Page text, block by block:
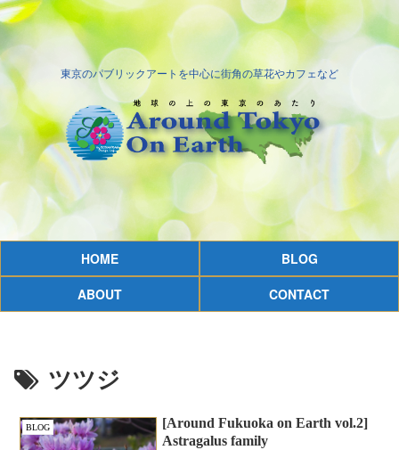
東京のパブリックアートを中心に街角の草花やカフェなど
HOME
BLOG
ABOUT
CONTACT
ツツジ
BLOG
[Around Fukuoka on Earth vol.2]
Astragalus family